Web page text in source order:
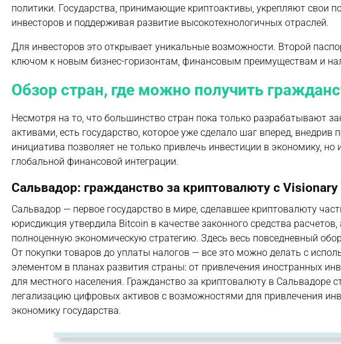
политики. Государства, принимающие криптоактивы, укрепляют свои
инвесторов и поддерживая развитие высокотехнологичных отраслей.
Для инвесторов это открывает уникальные возможности. Второй
ключом к новым бизнес-горизонтам, финансовым преимуществам и
Обзор стран, где можно получить
Несмотря на то, что большинство стран пока только разрабатывают
активами, есть государство, которое уже сделало шаг вперед,
инициатива позволяет не только привлечь инвестиции в экономику,
глобальной финансовой интеграции.
Сальвадор: гражданство за криптовалюту с
Сальвадор — первое государство в мире, сделавшее криптовалюту
юрисдикция утвердила Bitcoin в качестве законного средства
полноценную экономическую стратегию. Здесь весь повседневный
От покупки товаров до уплаты налогов — все это можно делать с
элементом в планах развития страны: от привлечения иностранных
для местного населения. Гражданство за криптовалюту в
легализацию цифровых активов с возможностями для привлечения
экономику государства.